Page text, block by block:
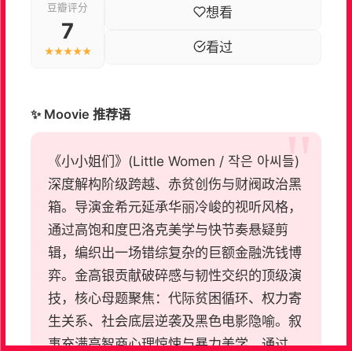
豆瓣评分
7
★★★★★
想看
看过
✨ Moovie 推荐语
《小小姐们》(Little Women / 작은 아씨들)
深度解构阶级跨越、赤贫创伤与财阀政治黑
箱。导演金希元延承华丽冷峻的视听风格，
通过高饱和度巴洛克美学与快节奏悬疑剪
辑，编织出一场错综复杂的巨额金融洗钱博
弈。金高银贡献破碎感与韧性交织的顶级演
技，核心母题聚焦：代际贫困循环、权力寄
生关系、社会底层逆袭及黑色电影隐喻。叙
事充满高智商心理惊悚与暴力美学，通过